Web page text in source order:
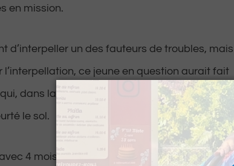
en mission.
d’interpeller un des fauteurs de troubles, mais
l’interpellation, ce jeune en question aurait fait
dans la chute, sa tête heureusement
le sol.
4 mois de prison avec sursis probatoire